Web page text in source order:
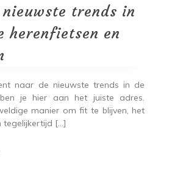
trends
in
elektrische
herenfietsen
nieuwste trends in
herenfietsen en
naar de nieuwste trends in de
je hier aan het juiste adres.
manier om fit te blijven, het
tegelijkertijd […]